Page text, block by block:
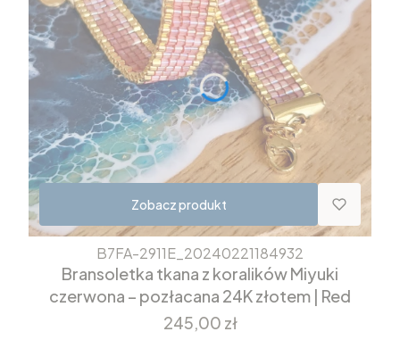
Zobacz produkt
B7FA-2911E_20240221184932
Bransoletka tkana z koralików Miyuki
czerwona – pozłacana 24K złotem | Red
Cena
245,00 zł